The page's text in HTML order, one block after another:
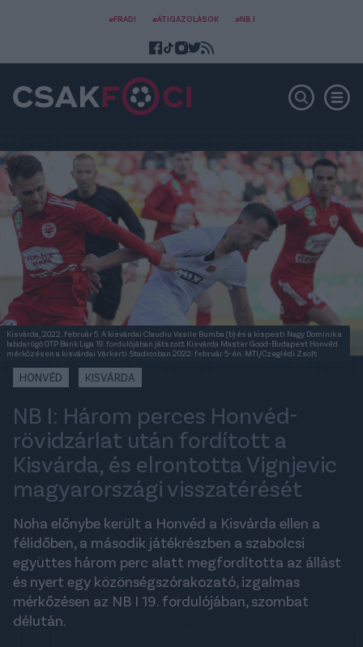
#FRADI #ÁTIGAZOLÁSOK #NB I
Kisvárda, 2022. február 5. A kisvárdai Claudiu Vasile Bumba (b) és a kispesti Nagy Dominik a
labdarúgó OTP Bank Liga 19. fordulójában játszott Kisvárda Master Good-Budapest Honvéd
mérkõzésen a kisvárdai Várkerti Stadionban 2022. február 5-én. MTI/Czeglédi Zsolt
HONVÉD KISVÁRDA
NB I: Három perces Honvéd-
rövidzárlat után fordított a
Kisvárda, és elrontotta Vignjevic
magyarországi visszatérését
Noha előnybe került a Honvéd a Kisvárda ellen a
félidőben, a második játékrészben a szabolcsi
együttes három perc alatt megfordította az állást
és nyert egy közönségszórakozató, izgalmas
mérkőzésen az NB I 19. fordulójában, szombat
délután.